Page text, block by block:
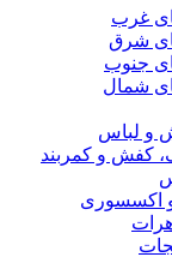
غرب
های شرق
جنوب
شمال
و لباس
کفش و کمربند
و اکسسوری